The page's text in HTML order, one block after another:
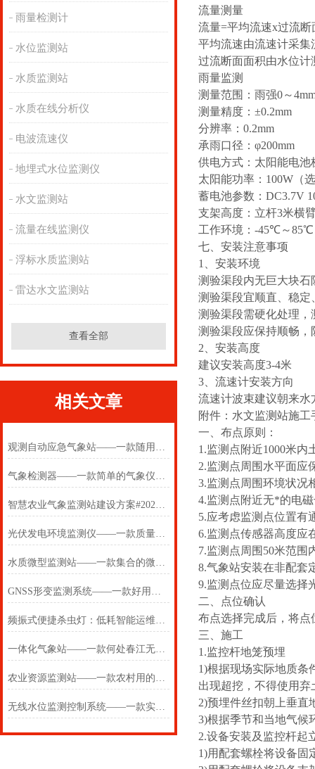
雨量检测计
水位监测站
水质监测站
水质在线分析仪
电波流速仪
地埋式水位监测仪
水文监测站
流量在线监测仪
浮标水质监测站
雷达水文监测站
查看全部
相关文章
观测自动应急气象站——一款随用随走的突发事件应急气象站
气象检测器——一款简单的气象仪器2025(万象推送)
智慧农业气象监测站建设方案#2024万象推送/实时更新/全+国+送
光伏发电环境监测仪——一款质量就是好的七参数气象传感器
水质微型监测站——一款集合的微型水质监测器2025(万象推送)
GNSS形变监测系统——一款好用的扼流圈GNSS监测站2024(万象推送)
频振式便捷杀虫灯：低耗智能运维，降低全生命周期使用成本
一体化气象站——一款何处春江无月明的一体化气象监测设备2024万象环境
农业资源监测站——一款农村用的农业四情监测系统2024(万象推送)
无线水位监测控制系统——一款实话实说的水位在线监测系
流量测量
流量=平均流速x过流
平均流速由流速计采
过流断面面积由水位
雨量监测
测量范围：雨强0～
测量精度：±0.2mm
分辨率：0.2mm
承雨口径：φ200mm
供电方式：太阳能电池
太阳能功率： 100W （
蓄电池参数：DC3.7V
支架高度：立杆3米横
工作环境：-45℃～85℃
七、安装注意事项
1、安装环境
测验渠段内无巨大块
测验渠段宜顺直、稳定
测验渠段需硬化处理，
测验渠段应保持顺畅，
2、安装高度
建议安装高度3-4米
3、流速计安装方向
流速计波束建议朝来水
附件：水文监测站施工
一、布点原则：
1.监测点附近1000米内
2.监测点周围水平面应
3.监测点周围环境状况
4.监测点附近无*的电
5.应考虑监测点位置有
6.监测点传感器高度应
7.监测点周围50米范围
8.气象站安装在非配套
9.监测点位应尽量选择
二、点位确认
布点选择完成后，将
三、施工
1.监控杆地笼预埋
1)根据现场实际地质条
出现超挖，不得使用
2)预埋件丝扣朝上垂直
3)根据季节和当地气候
2.设备安装及监控杆起
1)用配套螺栓将设备固